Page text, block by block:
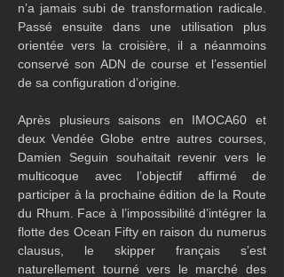
n’a jamais subi de transformation radicale.
Passé ensuite dans une utilisation plus
orientée vers la croisière, il a néanmoins
conservé son ADN de course et l’essentiel
de sa configuration d’origine.
Après plusieurs saisons en IMOCA60 et
deux Vendée Globe entre autres courses,
Damien Seguin souhaitait revenir vers le
multicoque avec l’objectif affirmé de
participer à la prochaine édition de la Route
du Rhum. Face à l’impossibilité d’intégrer la
flotte des Ocean Fifty en raison du numerus
clausus, le skipper français s’est
naturellement tourné vers le marché des